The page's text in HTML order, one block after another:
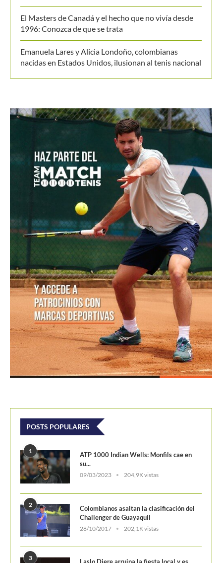
El Masters de Canadá y el hecho que no vivía desde
1996: Conozca de que se trata
Emanuela Lares y Alicia Londoño, colombianas
nacidas en Estados Unidos, ilusionan al tenis nacional
POSTS POPULARES
1
ATP 1000 Indian Wells: Monfils cae en
su...
09/03/2023 204,9K vistas
2
Colombianos asaltan la clasificación del
Challenger de Guayaquil
28/10/2017 202,1K vistas
3